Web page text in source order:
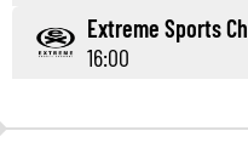
Extreme Sports
16:00